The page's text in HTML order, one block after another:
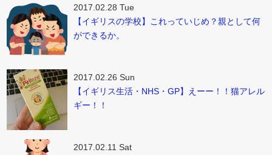
2017.02.28 Tue
【イギリスの学校】これっていじめ？親として何
ができるか。
2017.02.26 Sun
【イギリス生活・NHS・GP】えーー！！猫アレル
ギー！！
2017.02.11 Sat